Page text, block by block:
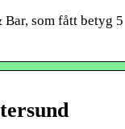
Bar, som fått betyg 5